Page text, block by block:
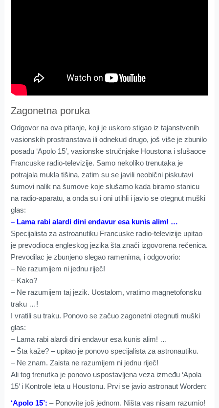
Zagonetna poruka
Odgovor na ova pitanje, koji je uskoro stigao iz tajanstvenih
vasionskih prostranstava ili odnekud drugo, još više je zbunilo
posadu ‘Apolo 15’, vasionske stručnjake Houstona i slušaoce
Francuske radio-televizije. Samo nekoliko trenutaka je
potrajala mukla tišina, zatim su se javili neobični piskutavi
šumovi nalik na šumove koje slušamo kada biramo stanicu
na radio-aparatu, a onda su i oni utihli i javio se otegnut muški
glas:
– Lama rabi alardi dini endavur esa kunis alim! …
Specijalista za astroanutiku Francuske radio-televizije upitao
je prevodioca engleskog jezika šta znači izgovorena rečenica.
Prevodilac je zbunjeno slegao ramenima, i odgovorio:
– Ne razumijem ni jednu riječ!
– Kako?
– Ne razumijem taj jezik. Uostalom, vratimo magnetofonsku
traku …!
I vratili su traku. Ponovo se začuo zagonetni otegnuti muški
glas:
– Lama rabi alardi dini endavur esa kunis alim! …
– Šta kaže? – upitao je ponovo specijalista za astronautiku.
– Ne znam. Zaista ne razumijem ni jednu riječ!
Ali tog trenutka je ponovo uspostavljena veza između ‘Apola
15’ i Kontrole leta u Houstonu. Prvi se javio astronaut Worden:
‘Apolo 15’: – Ponovite još jednom. Ništa vas nisam razumio!